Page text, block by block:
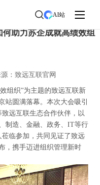
AI站
助力苏企成就高绩效组
：致远互联官网
组织”为主题的致远互联新
站圆满落幕。本次大会吸引
远互联生态合作伙伴，以
制造、金融、政务、IT等行
临参加，共同见证了致远
，携手迈进组织管理新时